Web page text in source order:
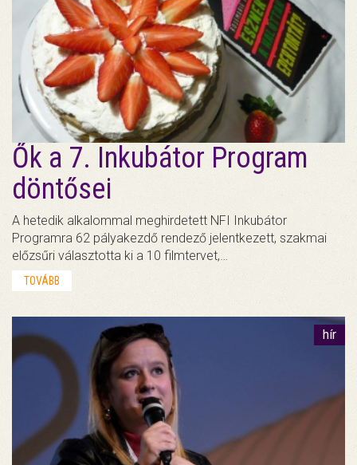
Ők a 7. Inkubátor Program
döntősei
A hetedik alkalommal meghirdetett NFI Inkubátor
Programra 62 pályakezdő rendező jelentkezett, szakmai
előzsűri választotta ki a 10 filmtervet,…
TOVÁBB
hír